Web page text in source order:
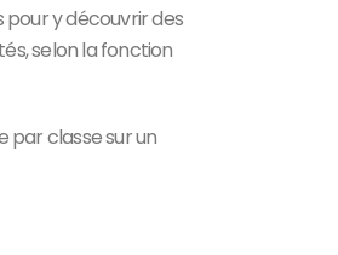
y découvrir des
selon la fonction
par classe sur un